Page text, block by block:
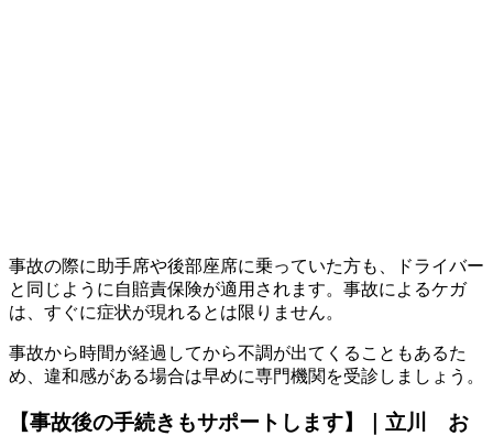
事故の際に助手席や後部座席に乗っていた方も、ドライバー
と同じように自賠責保険が適用されます。事故によるケガ
は、すぐに症状が現れるとは限りません。
事故から時間が経過してから不調が出てくることもあるた
め、違和感がある場合は早めに専門機関を受診しましょう。
【事故後の手続きもサポートします】｜立川 お